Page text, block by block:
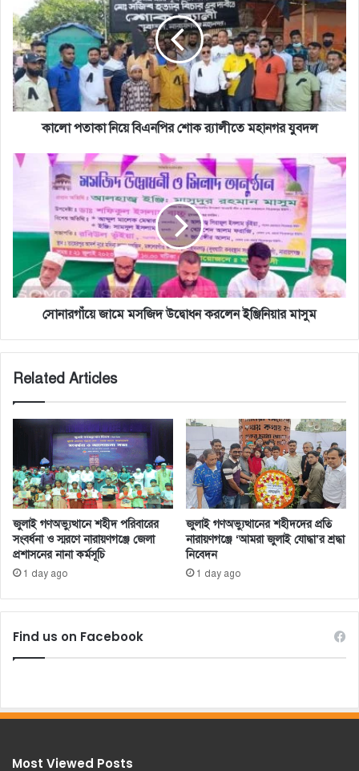
নিয়ে
বিএনপির
শোক
র‌্যালীতে
মহানগর
যুবদল
কালো পতাকা নিয়ে বিএনপির শোক র‌্যালীতে মহানগর যুবদল
সোনারগাঁয়ে
করলেন
সোনারগাঁয়ে জামে মসজিদ উদ্বোধন করলেন ইঞ্জিনিয়ার মাসুম
Related Articles
জুলাই গণঅভ্যুত্থানে শহীদ পরিবারের
সংবর্ধনা ও স্মরণে নারায়ণগঞ্জে জেলা
প্রশাসনের নানা কর্মসূচি
1 day ago
জুলাই গণঅভ্যুত্থানের শহীদদের প্রতি
নারায়ণগঞ্জে ‘আমরা জুলাই যোদ্ধা’র শ্রদ্ধা
নিবেদন
1 day ago
Find us on Facebook
Most Viewed Posts